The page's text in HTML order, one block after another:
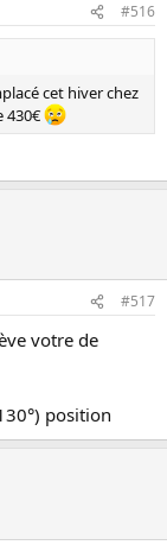
#516
cet hiver chez
430€
#517
votre de
position